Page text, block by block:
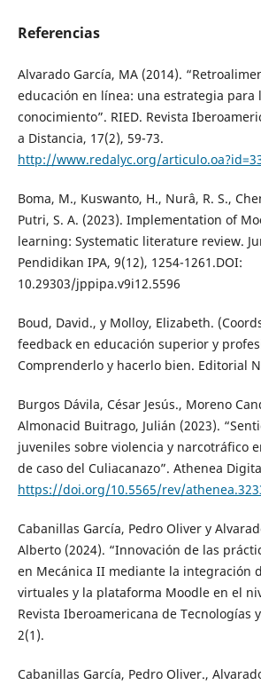
Referencias
Alvarado García, MA (2014).
educación en línea: una estrategia para
conocimiento”. RIED. Revista
a Distancia, 17(2), 59-73.
http://www.redalyc.org/
Boma, M., Kuswanto, H., Nurâ, R. S.,
Putri, S. A. (2023). Implementation of
learning: Systematic literature review.
Pendidikan IPA, 9(12), 1254-1261.DOI:
10.29303/jppipa.v9i12.5596
Boud, David., y Molloy, Elizabeth.
feedback en educación superior y
Comprenderlo y hacerlo bien. Editorial
Burgos Dávila, César Jesús., Moreno
Almonacid Buitrago, Julián (2023).
juveniles sobre violencia y narcotráfico
de caso del Culiacanazo”. Athenea
https://doi.org/10.5565/rev/
Cabanillas García, Pedro Oliver y
Alberto (2024). “Innovación de las
en Mecánica II mediante la integración
virtuales y la plataforma Moodle en el
Revista Iberoamericana de Tecnologías
2(1).
Cabanillas García, Pedro Oliver.,